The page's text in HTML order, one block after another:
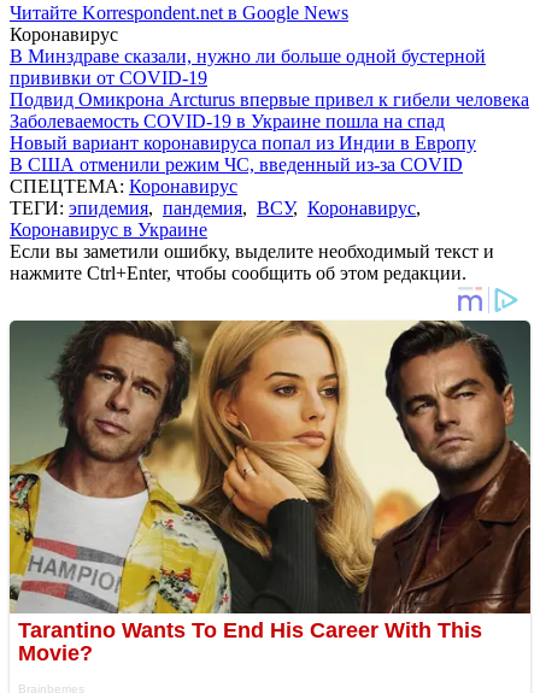
Читайте Korrespondent.net в Google News
Коронавирус
В Минздраве сказали, нужно ли больше одной бустерной
прививки от COVID-19
Подвид Омикрона Arcturus впервые привел к гибели человека
Заболеваемость COVID-19 в Украине пошла на спад
Новый вариант коронавируса попал из Индии в Европу
В США отменили режим ЧС, введенный из-за COVID
СПЕЦТЕМА: Коронавирус
ТЕГИ: эпидемия, пандемия, ВСУ, Коронавирус,
Коронавирус в Украине
Если вы заметили ошибку, выделите необходимый текст и
нажмите Ctrl+Enter, чтобы сообщить об этом редакции.